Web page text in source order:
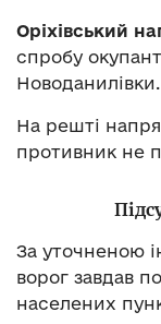
Оріхівський
спробу
Новоданилівки.
На решті
противник не
За уточненою
ворог завдав
населених